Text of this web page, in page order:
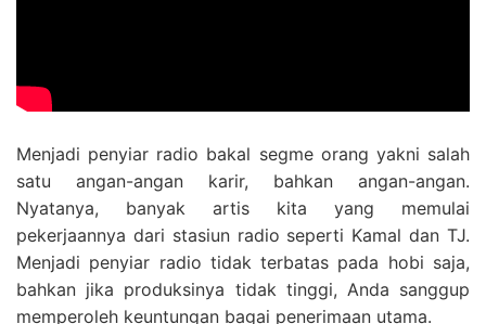
Menjadi penyiar radio bakal segme orang yakni salah
satu angan-angan karir, bahkan angan-angan.
Nyatanya, banyak artis kita yang memulai
pekerjaannya dari stasiun radio seperti Kamal dan TJ.
Menjadi penyiar radio tidak terbatas pada hobi saja,
bahkan jika produksinya tidak tinggi, Anda sanggup
memperoleh keuntungan bagai penerimaan utama.